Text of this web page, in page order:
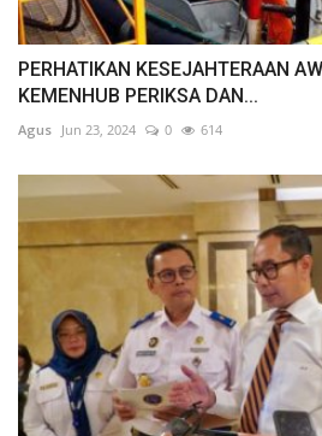
PERHATIKAN KESEJAHTERAAN
KEMENHUB PERIKSA DAN...
Agus Jun 23, 2024 0 614